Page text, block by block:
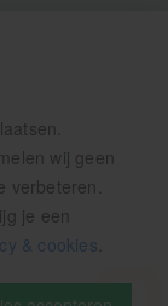
wij geen
je een
& cookies